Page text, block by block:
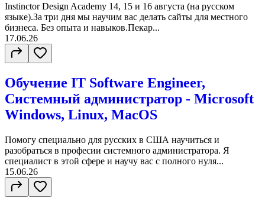
Instinctor Design Academy 14, 15 и 16 августа (на русском
языке).За три дня мы научим вас делать сайты для местного
бизнеса. Без опыта и навыков.Пекар...
17.06.26
Обучение IT Software Engineer,
Системный администратор - Microsoft
Windows, Linux, MacOS
Помогу специально для русских в США научиться и
разобраться в професии системного администратора. Я
специалист в этой сфере и научу вас с полного нуля...
15.06.26